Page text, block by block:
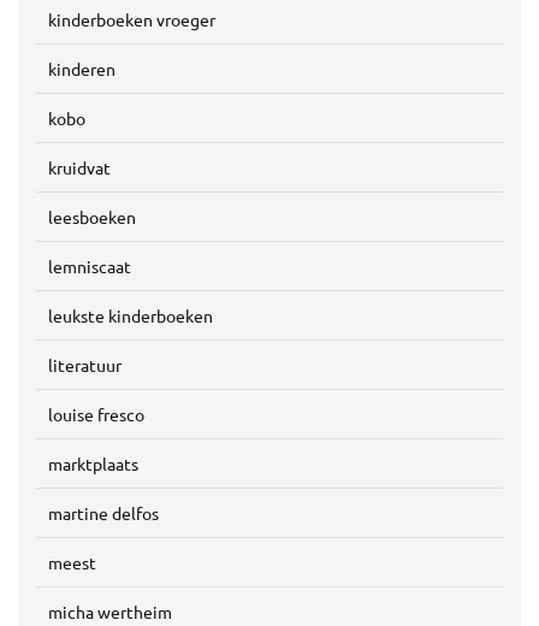
kinderboeken vroeger
kinderen
kobo
kruidvat
leesboeken
lemniscaat
leukste kinderboeken
literatuur
louise fresco
marktplaats
martine delfos
meest
micha wertheim